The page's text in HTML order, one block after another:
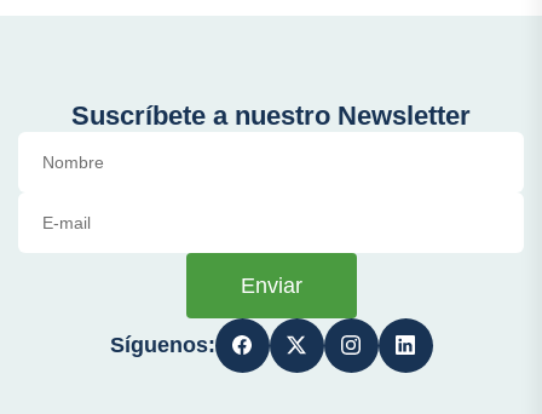
Suscríbete a nuestro Newsletter
Enviar
Síguenos: